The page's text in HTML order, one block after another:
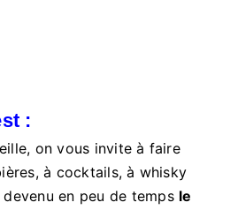
:
on vous invite à faire
à cocktails, à whisky
devenu en peu de temps le